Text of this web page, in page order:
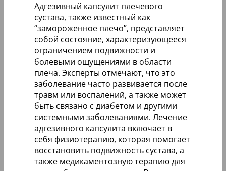
Адгезивный капсулит плечевого
сустава, также известный как
“замороженное плечо”, представляет
собой состояние, характеризующееся
ограничением подвижности и
болевыми ощущениями в области
плеча. Эксперты отмечают, что это
заболевание часто развивается после
травм или воспалений, а также может
быть связано с диабетом и другими
системными заболеваниями. Лечение
адгезивного капсулита включает в
себя физиотерапию, которая помогает
восстановить подвижность сустава, а
также медикаментозную терапию для